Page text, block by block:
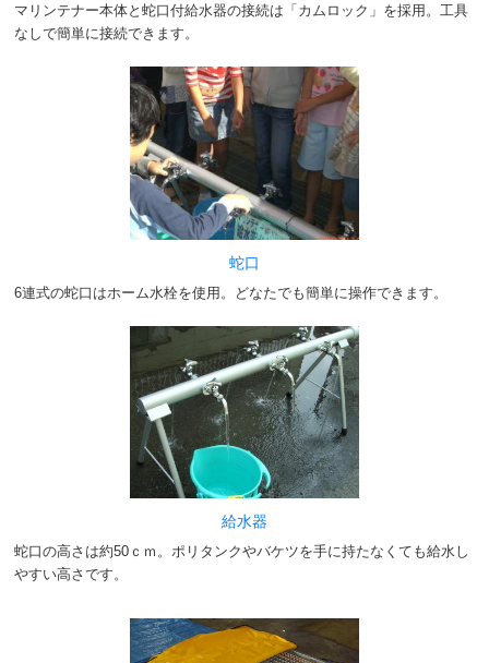
マリンテナー本体と蛇口付給水器の接続は「カムロック」を採用。工具
なしで簡単に接続できます。
蛇口
6連式の蛇口はホーム水栓を使用。どなたでも簡単に操作できます。
給水器
蛇口の高さは約50ｃｍ。ポリタンクやバケツを手に持たなくても給水し
やすい高さです。